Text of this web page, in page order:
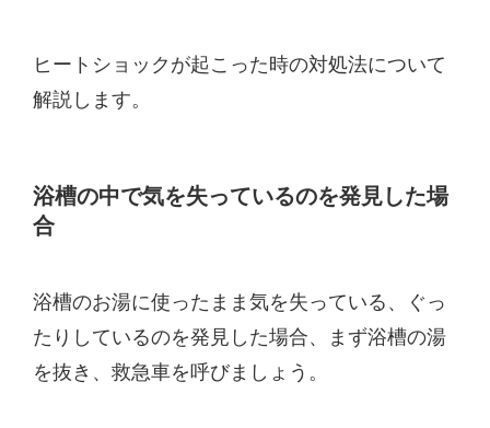
ヒートショックが起こった時の対処法について
解説します。
浴槽の中で気を失っているのを発見した場
合
浴槽のお湯に使ったまま気を失っている、ぐっ
たりしているのを発見した場合、まず浴槽の湯
を抜き、救急車を呼びましょう。